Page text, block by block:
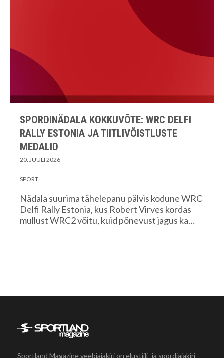
SPORDINÄDALA KOKKUVÕTE: WRC DELFI
RALLY ESTONIA JA TIITLIVÕISTLUSTE
MEDALID
20. JUULI 2026
SPORT
Nädala suurima tähelepanu pälvis kodune WRC
Delfi Rally Estonia, kus Robert Virves kordas
mullust WRC2 võitu, kuid põnevust jagus ka…
Sportland Magazine veebiajakiri on elustiili- ja spordiajakiri